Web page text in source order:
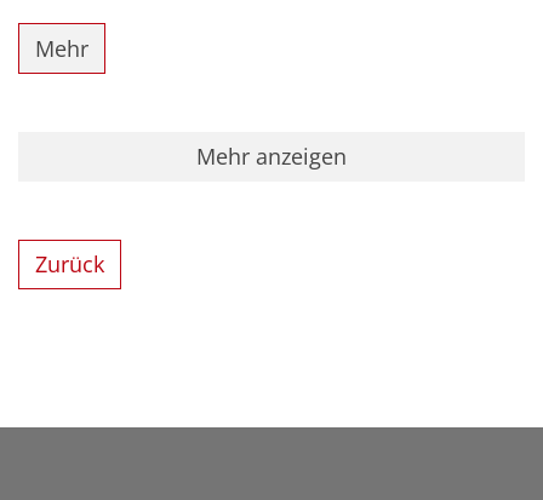
Mehr
Mehr anzeigen
Zurück